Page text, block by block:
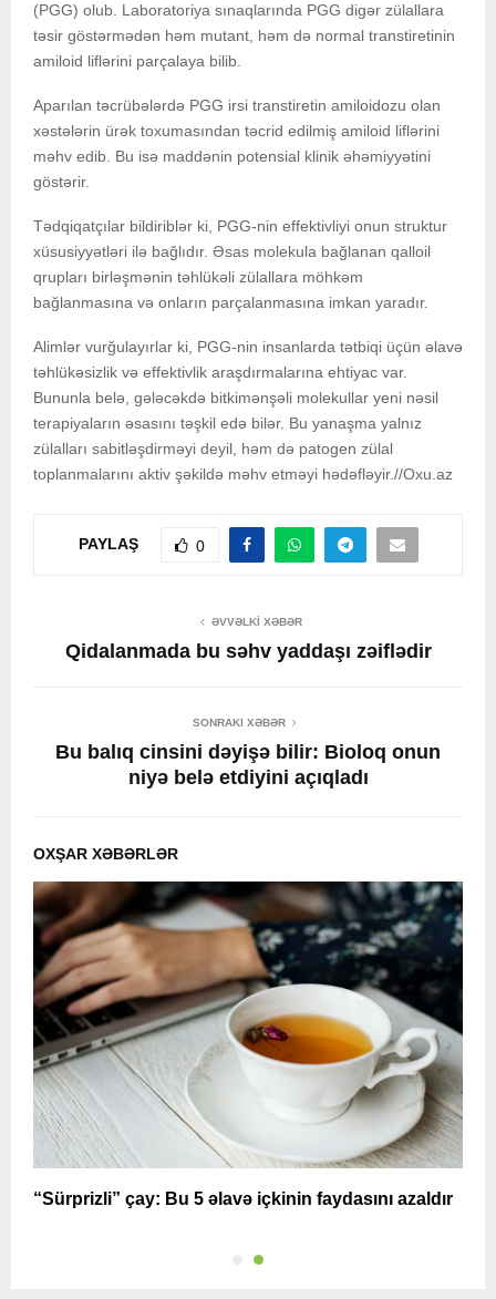
(PGG) olub. Laboratoriya sınaqlarında PGG digər zülallara
təsir göstərmədən həm mutant, həm də normal transtiretinin
amiloid liflərini parçalaya bilib.
Aparılan təcrübələrdə PGG irsi transtiretin amiloidozu olan
xəstələrin ürək toxumasından təcrid edilmiş amiloid liflərini
məhv edib. Bu isə maddənin potensial klinik əhəmiyyətini
göstərir.
Tədqiqatçılar bildiriblər ki, PGG-nin effektivliyi onun struktur
xüsusiyyətləri ilə bağlıdır. Əsas molekula bağlanan qalloil
qrupları birləşmənin təhlükəli zülallara möhkəm
bağlanmasına və onların parçalanmasına imkan yaradır.
Alimlər vurğulayırlar ki, PGG-nin insanlarda tətbiqi üçün əlavə
təhlükəsizlik və effektivlik araşdırmalarına ehtiyac var.
Bununla belə, gələcəkdə bitkimənşəli molekullar yeni nəsil
terapiyaların əsasını təşkil edə bilər. Bu yanaşma yalnız
zülalları sabitləşdirməyi deyil, həm də patogen zülal
toplanmalarını aktiv şəkildə məhv etməyi hədəfləyir.//Oxu.az
PAYLAŞ 0
ƏVVƏLKI XƏBƏR
Qidalanmada bu səhv yaddaşı zəiflədir
SONRAKI XƏBƏR
Bu balıq cinsini dəyişə bilir: Bioloq onun
niyə belə etdiyini açıqladı
OXŞAR XƏBƏRLƏR
“Sürprizli” çay: Bu 5 əlavə içkinin faydasını azaldır